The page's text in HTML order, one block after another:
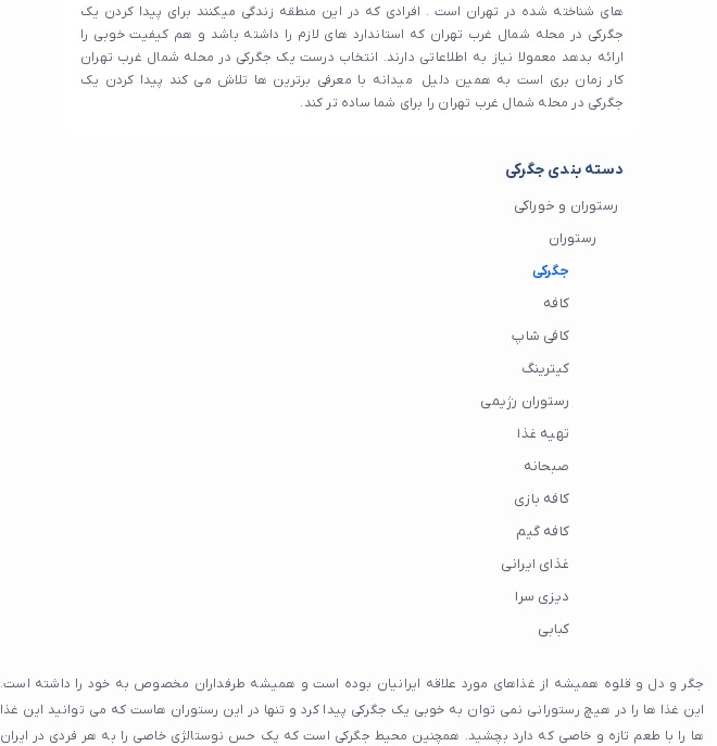
های شناخته شده در تهران است . افرادی که در این منطقه زندگی میکنند برای پیدا کردن یک
جگرکی در محله شمال غرب تهران که استاندارد های لازم را داشته باشد و هم کیفیت خوبی را
ارائه بدهد معمولا نیاز به اطلاعاتی دارند. انتخاب درست یک جگرکی در محله شمال غرب تهران
کار زمان بری است به همین دلیل میدانه با معرفی برترین ها تلاش می‌ کند پیدا کردن یک
جگرکی در محله شمال غرب تهران را برای شما ساده تر کند.
دسته بندی جگرکی
رستوران و خوراکی
رستوران
جگرکی
کافه
کافی شاپ
کیترینگ
رستوران رژیمی
تهیه غذا
صبحانه
کافه بازی
کافه گیم
غذای ایرانی
دیزی سرا
کبابی
جگر و دل و قلوه همیشه از غذاهای مورد علاقه ایرانیان بوده است و همیشه طرفداران مخصوص به خود را داشته است.
این غذا ها را در هیچ رستورانی نمی توان به خوبی یک جگرکی پیدا کرد و تنها در این رستوران هاست که می توانید این غذا
ها را با طعم تازه و خاصی که دارد بچشید. همچنین محیط جگرکی است که یک حس نوستالژی خاصی را به هر فردی در ایران